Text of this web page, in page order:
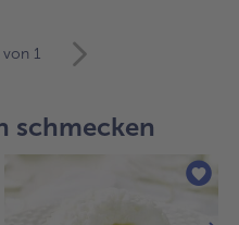
von 1
schmecken